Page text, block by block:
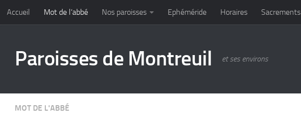
Skip to content
Accueil Mot de l’abbé Nos paroisses Ephéméride Horaires Sacrements
Paroisses de Montreuil et ses environs
MOT DE L'ABBÉ